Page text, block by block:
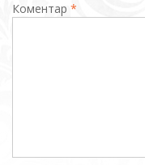
Коментар *